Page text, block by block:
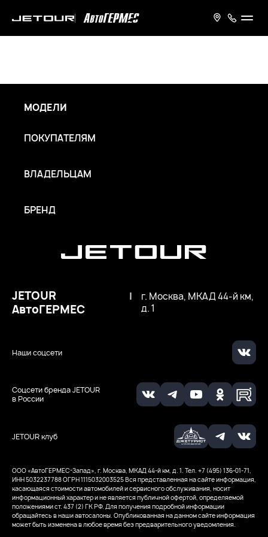
JETOUR клуб
Соцсети бренда JETOUR
в России
Наши соцсети
JETOUR
АвтоГЕРМЕС
|
г. Москва, МКАД 44-й км,
д. 1
МОДЕЛИ
ПОКУПАТЕЛЯМ
ВЛАДЕЛЬЦАМ
БРЕНД
ООО ‭«АвтоГЕРМЕС-Запад», г. Москва, МКАД 44-й км, д. 1. Тел. +7 (495) 136-01-71,
ИНН 5032237788ОГРН 1115032003525Вся представленная на сайте информация,
касающаяся стоимости автомобилей и сервисного обслуживания, носит
информационный характер и не является публичной офертой, определяемой
положениями ст. 437 (2) ГК РФ. Для получения подробной информации
обращайтесь в наши автосалоны. Опубликованная на данном сайте информация
может быть изменена в любое время без предварительного уведомления.